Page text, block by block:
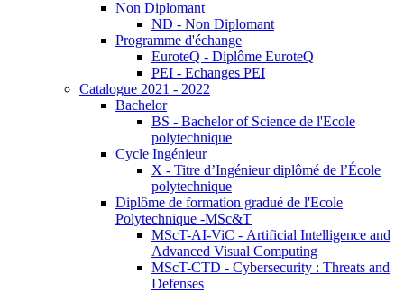
Non Diplomant
ND - Non Diplomant
Programme d'échange
EuroteQ - Diplôme EuroteQ
PEI - Echanges PEI
Catalogue 2021 - 2022
Bachelor
BS - Bachelor of Science de l'Ecole
polytechnique
Cycle Ingénieur
X - Titre d’Ingénieur diplômé de l’École
polytechnique
Diplôme de formation gradué de l'Ecole
Polytechnique -MSc&T
MScT-AI-ViC - Artificial Intelligence and
Advanced Visual Computing
MScT-CTD - Cybersecurity : Threats and
Defenses